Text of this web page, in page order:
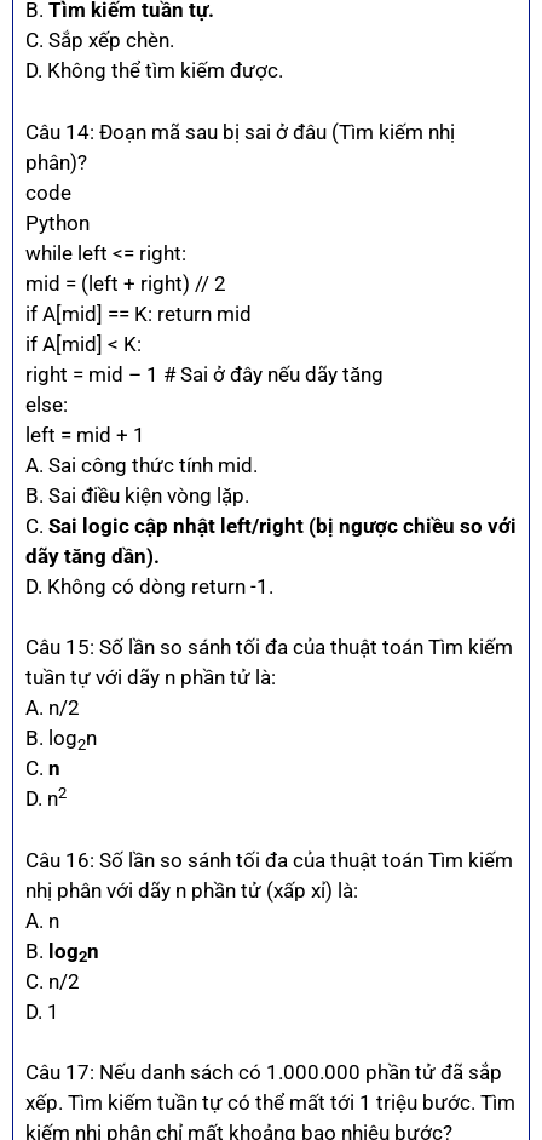
B. Tìm kiếm tuần tự.
C. Sắp xếp chèn.
D. Không thể tìm kiếm được.
Câu 14: Đoạn mã sau bị sai ở đâu (Tìm kiếm nhị
phân)?
code
Python
while left <= right:
mid = (left + right) // 2
if A[mid] == K: return mid
if A[mid] < K:
right = mid – 1 # Sai ở đây nếu dãy tăng
else:
left = mid + 1
A. Sai công thức tính mid.
B. Sai điều kiện vòng lặp.
C. Sai logic cập nhật left/right (bị ngược chiều so với
dãy tăng dần).
D. Không có dòng return -1.
Câu 15: Số lần so sánh tối đa của thuật toán Tìm kiếm
tuần tự với dãy n phần tử là:
A. n/2
B. log2n
C. n
D. n2
Câu 16: Số lần so sánh tối đa của thuật toán Tìm kiếm
nhị phân với dãy n phần tử (xấp xỉ) là:
A. n
B. log2n
C. n/2
D. 1
Câu 17: Nếu danh sách có 1.000.000 phần tử đã sắp
xếp. Tìm kiếm tuần tự có thể mất tới 1 triệu bước. Tìm
kiếm nhị phân chỉ mất khoảng bao nhiêu bước?